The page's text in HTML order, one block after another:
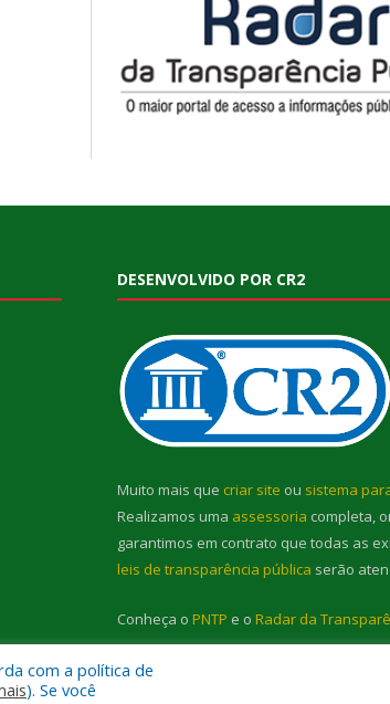
DESENVOLVIDO POR CR2
Muito mais que criar site ou sistema
Realizamos uma assessoria completa,
garantimos em contrato que todas as
leis de transparência pública serão
Conheça o PNTP e o Radar da
com a política de
). Se você